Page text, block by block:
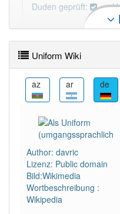
Duden geprüft:
PowerIndex:79
Häufigkeit: 6 von 10
Wörter mit Endung-
Wörter mit Endung-
Artikeldie: 0
97% unserer
Uniform Wiki
az ar de
Author: davric
Lizenz: Public domain
Bild:Wikimedia
Wortbeschreibung :
Wikipedia